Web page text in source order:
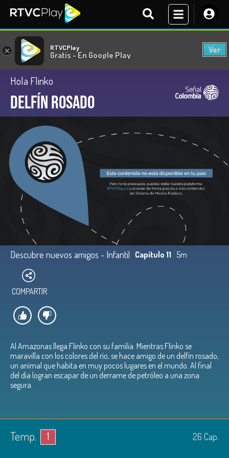
× RTVCPlay
Gratis - En Google Play
Ver
Hola Flinko
Delfín rosado
Descubre nuevos amigos - Infantil Capítulo 11 5m
COMPARTIR
Al Amazonas llega Flinko con su familia. Mientras Flinko se
maravilla con los colores del río, se hace amigo de un delfín rosado,
un animal que habita en muy pocos lugares en el mundo. Al final
del día logran escapar de un derrame de petróleo a una zona
segura.
Temp. 1 26 Cap.